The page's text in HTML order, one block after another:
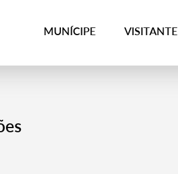
MUNÍCIPE VISITANTE